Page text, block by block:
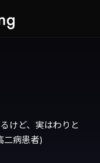
けど、実はわりと
二病患者)